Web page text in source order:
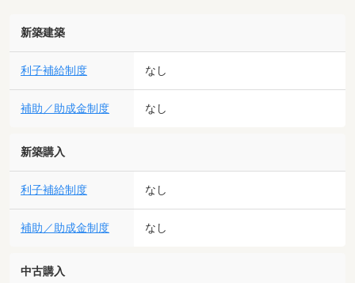
新築建築
利子補給制度 なし
補助／助成金制度 なし
新築購入
利子補給制度 なし
補助／助成金制度 なし
中古購入